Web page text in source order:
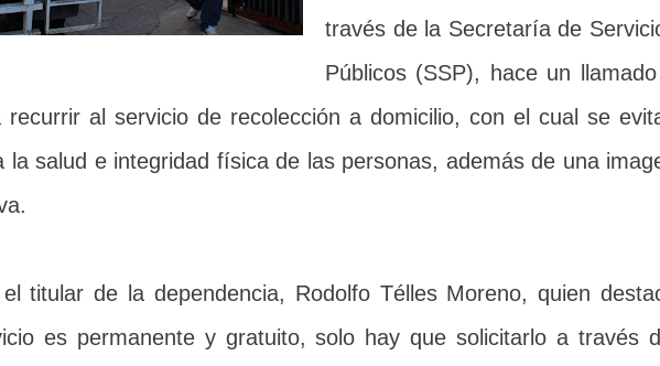
través de la Secretaría de
Públicos (SSP), hace un
recurrir al servicio de recolección a domicilio, con el cual se
la salud e integridad física de las personas, además de una
titular de la dependencia, Rodolfo Télles Moreno, quien
es permanente y gratuito, solo hay que solicitarlo a través